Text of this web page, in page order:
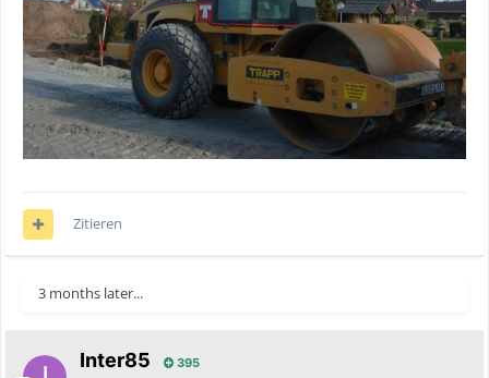
Zitieren
3 months later...
Inter85 395